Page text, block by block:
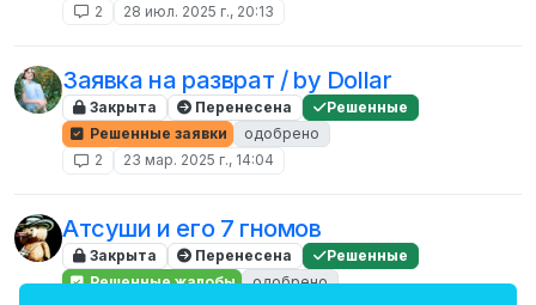
2
28 июл. 2025 г., 20:13
Заявка на разврат / by Dollar
Закрыта Перенесена
Решенные
Решенные заявки
одобрено
2
23 мар. 2025 г., 14:04
Атсуши и его 7 гномов
Закрыта Перенесена
Решенные
Решенные жалобы
одобрено